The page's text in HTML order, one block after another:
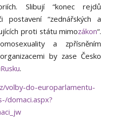
Slibují “konec rejdů
postavení “zednářských a
proti státu mimozákon“.
a zpřísněním
by zase Česko
Rusku.
volby-do-europarlamentu-
domaci.aspx?